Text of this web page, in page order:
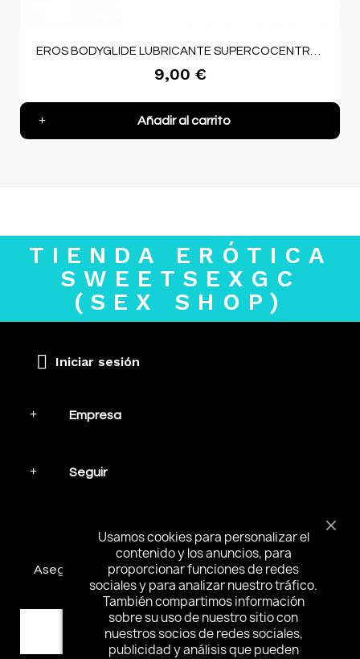
EROS BODYGLIDE LUBRICANTE SUPERCOCENTRADO SILICONA 30ML
9,00 €
Añadir al carrito
TIENDA ERÓTICA
SWEETSEXGC
(SEX SHOP)
Iniciar sesión
Empresa
Seguir
Mantente en contacto
Asegúrese de suscribirse y recibir las noticias más
interesantes y ofertas especiales.
Usamos cookies para personalizar el
contenido y los anuncios, para
proporcionar funciones de redes
sociales y para analizar nuestro tráfico.
También compartimos información
sobre su uso de nuestro sitio con
nuestros socios de redes sociales,
publicidad y análisis que pueden